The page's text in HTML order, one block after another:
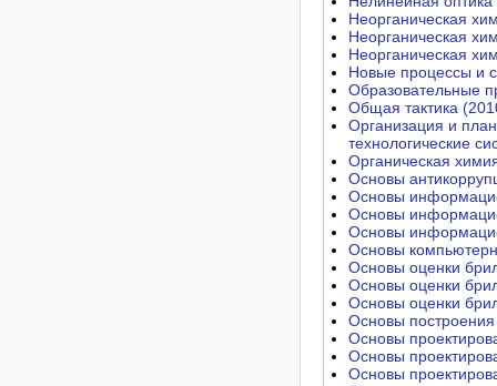
Неорганическая
Неорганическая
Неорганическая
Новые процессы и
Образовательные
Общая тактика
Организация и
технологические
Органическая
Основы
Основы
Основы
Основы
Основы
Основы оценки
Основы оценки
Основы оценки
Основы построения
Основы
Основы
Основы